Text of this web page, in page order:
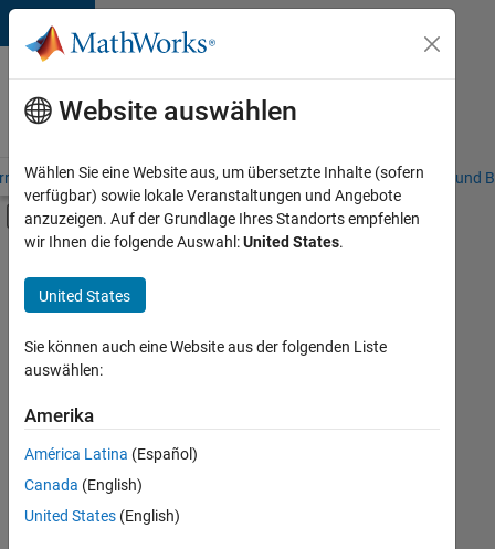
Weiter zum Inhalt
Karriere
bei
MathWorks
– Übersicht Stellensuche Niederlassungen Studierende und
Umschaltung für Off-Canvas-
Hauptinhalt
Praktika
Information Technology
Commercial Sales
Inside Sales
Sales Operations
Marketing Communications
Human Resources
Legal
+7
Derzeit
es
keine
offenen
Stellen,
Website auswählen
Wählen Sie eine Website aus, um übersetzte Inhalte (sofern
verfügbar) sowie lokale Veranstaltungen und Angebote
anzuzeigen. Auf der Grundlage Ihres Standorts empfehlen
wir Ihnen die folgende Auswahl:United States.
United States
Sie können auch eine Website aus der folgenden Liste
auswählen:
Amerika
América Latina (Español)
Canada (English)
United States (English)